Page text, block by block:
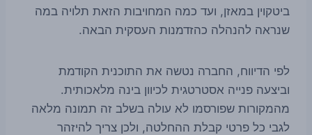
ביטקוין במאזן, ועד כמה המחויבות הזאת תלויה במה
שנראה להנהלה כהזדמנות העסקית הבאה.
לפי הדיווח, החברה נטשה את התוכנית הקודמת
וביצעה פנייה אסטרטגית לכיוון בינה מלאכותית.
מהמקורות שפורסמו לא עולה בשלב זה תמונה מלאה
לגבי כל פרטי קבלת ההחלטה, ולכן צריך להיזהר